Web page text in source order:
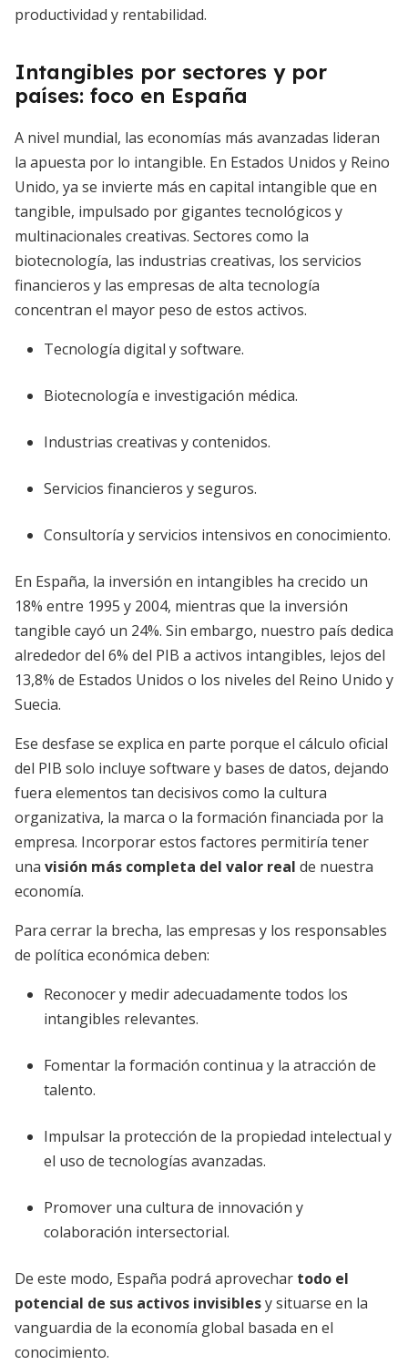
productividad y rentabilidad.
Intangibles por sectores y por
países: foco en España
A nivel mundial, las economías más avanzadas lideran
la apuesta por lo intangible. En Estados Unidos y Reino
Unido, ya se invierte más en capital intangible que en
tangible, impulsado por gigantes tecnológicos y
multinacionales creativas. Sectores como la
biotecnología, las industrias creativas, los servicios
financieros y las empresas de alta tecnología
concentran el mayor peso de estos activos.
Tecnología digital y software.
Biotecnología e investigación médica.
Industrias creativas y contenidos.
Servicios financieros y seguros.
Consultoría y servicios intensivos en conocimiento.
En España, la inversión en intangibles ha crecido un
18% entre 1995 y 2004, mientras que la inversión
tangible cayó un 24%. Sin embargo, nuestro país dedica
alrededor del 6% del PIB a activos intangibles, lejos del
13,8% de Estados Unidos o los niveles del Reino Unido y
Suecia.
Ese desfase se explica en parte porque el cálculo oficial
del PIB solo incluye software y bases de datos, dejando
fuera elementos tan decisivos como la cultura
organizativa, la marca o la formación financiada por la
empresa. Incorporar estos factores permitiría tener
una visión más completa del valor real de nuestra
economía.
Para cerrar la brecha, las empresas y los responsables
de política económica deben:
Reconocer y medir adecuadamente todos los
intangibles relevantes.
Fomentar la formación continua y la atracción de
talento.
Impulsar la protección de la propiedad intelectual y
el uso de tecnologías avanzadas.
Promover una cultura de innovación y
colaboración intersectorial.
De este modo, España podrá aprovechar todo el
potencial de sus activos invisiblesy situarse en la
vanguardia de la economía global basada en el
conocimiento.